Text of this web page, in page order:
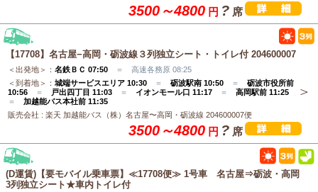
3500～4800 円 ? 席
【17708】名古屋−高岡・砺波線３列独立シート・トイレ付 204600007
＜出発地＞： 名鉄ＢＣ 07:50 ＝ 高速各務原 08:25
＜到着地＞： 城端サービスエリア 10:30 ＝ 砺波駅南 10:50 ＝ 砺波市役所前
10:56 ＝ 戸出四丁目 11:03 ＝ イオンモール口 11:17 ＝ 高岡駅前 11:25
＝ 加越能バス本社前 11:35
販売会社 : 楽天 加越能バス（株）名古屋〜高岡・砺波線 204600007便
3500～4800 円 ? 席
(D運賃)【要モバイル乗車票】≪17708便≫ 1号車 名古屋⇒砺波・高岡
3列独立シート★車内トイレ付